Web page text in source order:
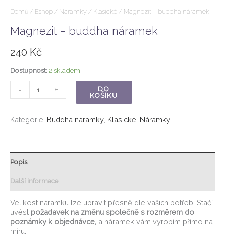
Domů / Eshop / Náramky / Klasické / Magnezit – buddha náramek
Magnezit – buddha náramek
240 Kč
Dostupnost:2 skladem
- +
DO
KOŠÍKU
Kategorie: Buddha náramky Klasické Náramky
Popis
Další informace
Velikost náramku lze upravit přesně dle vašich potřeb. Stačí
uvést požadavek na změnu společně s rozměrem do
poznámky k objednávce, a náramek vám vyrobím přímo na
míru.